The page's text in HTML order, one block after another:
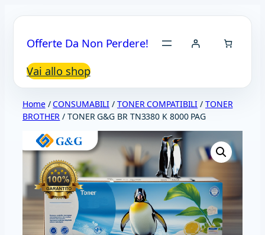
contenuto
Offerte Da Non Perdere!
Vai allo shop
Home/CONSUMABILI / TONER COMPATIBILI / TONER
BROTHER / TONER G&G BR TN3380 K 8000 PAG